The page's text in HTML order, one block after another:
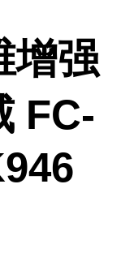
增强
FC-